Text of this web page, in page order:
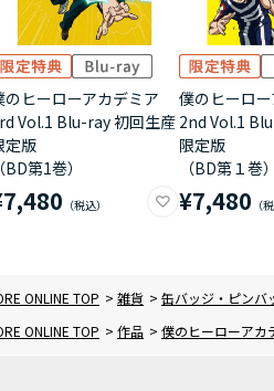
のヒーローアカデミア
Vol.1 Blu-ray 初回生産
定版
（BD第1巻）
僕のヒーロ
2nd Vol.1
限定版
（BD第１巻
¥7,480
ONLINE TOP > 雑貨 > 缶バッジ・ピンバ
ONLINE TOP > 作品 > 僕のヒーローアカ